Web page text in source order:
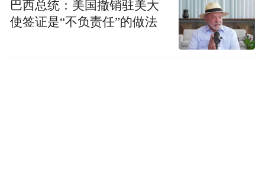
巴西总统：美国撤销驻美大
使签证是“不负责任”的做法